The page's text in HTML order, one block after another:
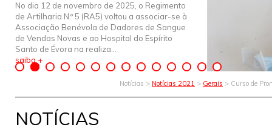
No dia 12 de novembro de 2025, o Regimento
de Artilharia N.º 5 (RA5) voltou a associar-se à
Associação Benévola de Dadores de Sangue
de Vendas Novas e ao Hospital do Espírito
Santo de Évora na realiza...
saiba +
Notícias > Notícias 2021 > Gerais > Curso de
NOTÍCIAS